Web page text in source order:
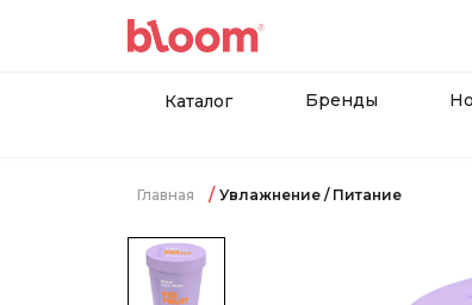
Каталог Бренды
Главная Увлажнение / Питание